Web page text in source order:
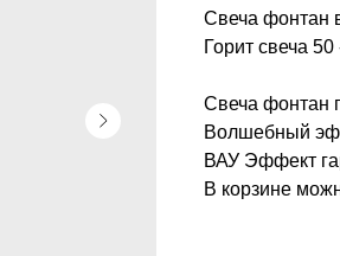
Свеча фонтан
Горит свеча 50
Свеча фонтан
Волшебный
ВАУ Эффект
В корзине